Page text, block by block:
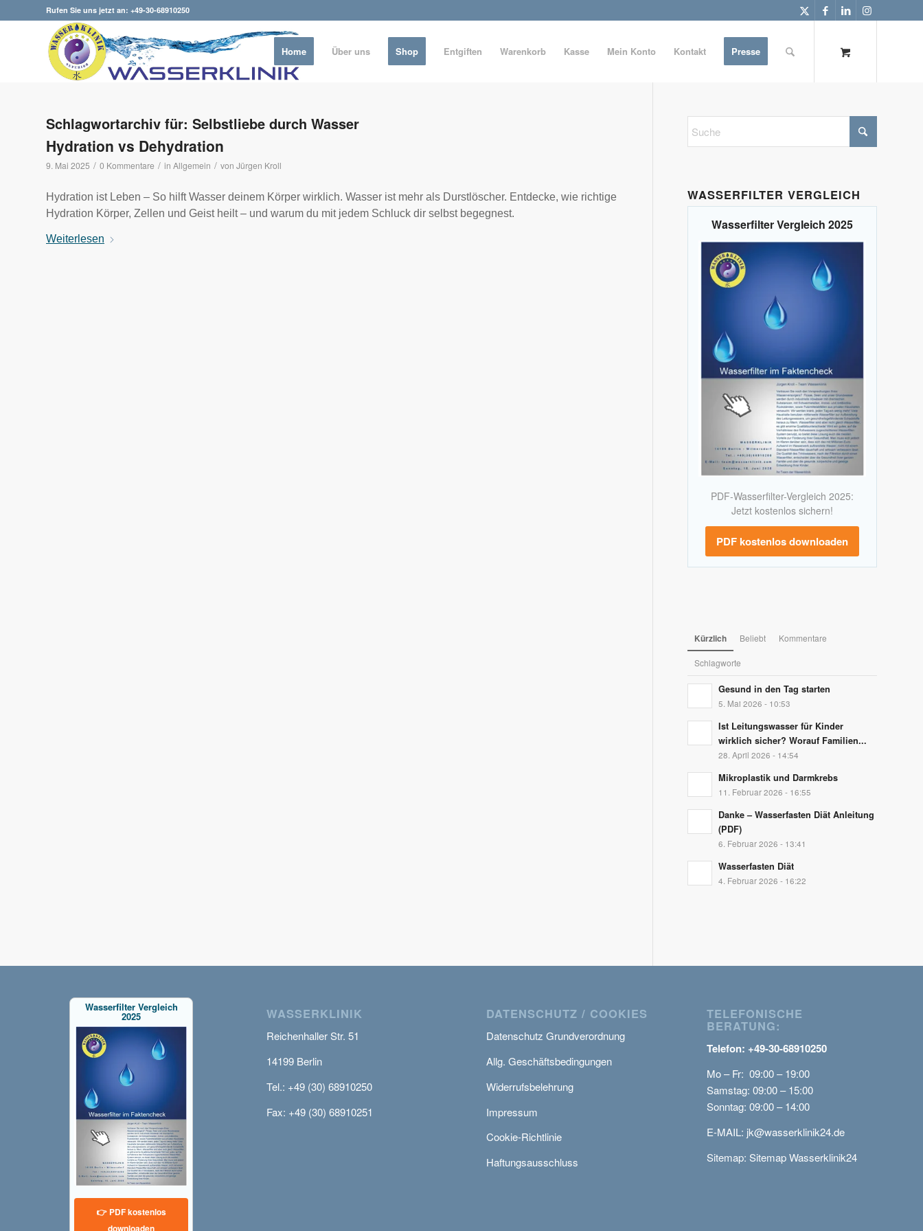
Rufen Sie uns jetzt an: +49-30-68910250
Home Über uns Shop Entgiften Warenkorb Kasse Mein Konto Kontakt Presse
Schlagwortarchiv für: Selbstliebe durch Wasser
Hydration vs Dehydration
9. Mai 2025 / 0 Kommentare / in Allgemein / von Jürgen Kroll
Hydration ist Leben – So hilft Wasser deinem Körper wirklich. Wasser ist mehr als Durstlöscher. Entdecke, wie richtige
Hydration Körper, Zellen und Geist heilt – und warum du mit jedem Schluck dir selbst begegnest.
Weiterlesen
WASSERFILTER VERGLEICH
Wasserfilter Vergleich 2025
PDF-Wasserfilter-Vergleich 2025:
Jetzt kostenlos sichern!
PDF kostenlos downloaden
Kürzlich Beliebt Kommentare
Schlagworte
Gesund in den Tag starten
5. Mai 2026 - 10:53
Ist Leitungswasser für Kinder
wirklich sicher? Worauf Familien...
28. April 2026 - 14:54
Mikroplastik und Darmkrebs
11. Februar 2026 - 16:55
Danke – Wasserfasten Diät Anleitung
(PDF)
6. Februar 2026 - 13:41
Wasserfasten Diät
4. Februar 2026 - 16:22
Wasserfilter Vergleich
2025
👉 PDF kostenlos
downloaden
WASSERKLINIK
Reichenhaller Str. 51
14199 Berlin
Tel.: +49 (30) 68910250
Fax: +49 (30) 68910251
DATENSCHUTZ / COOKIES
Datenschutz Grundverordnung
Allg. Geschäftsbedingungen
Widerrufsbelehrung
Impressum
Cookie-Richtlinie
Haftungsausschluss
TELEFONISCHE
BERATUNG:
Telefon: +49-30-68910250
Mo – Fr: 09:00 – 19:00
Samstag: 09:00 – 15:00
Sonntag: 09:00 – 14:00
E-MAIL: jk@wasserklinik24.de
Sitemap: Sitemap Wasserklinik24